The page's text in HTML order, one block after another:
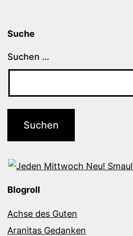
Suche
Suchen …
Blogroll
Achse des Guten
Aranitas Gedanken